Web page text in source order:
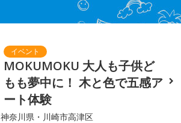
MOKUMOKU 大人も子供ど
もも夢中に！ 木と色で五感ア
ート体験
神奈川県・川崎市高津区